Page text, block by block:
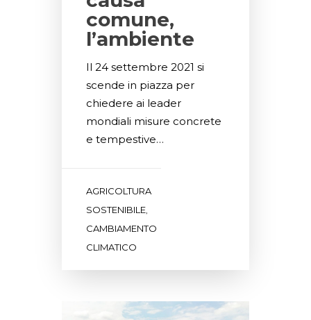
comune,
l’ambiente
Il 24 settembre 2021 si
scende in piazza per
chiedere ai leader
mondiali misure concrete
e tempestive…
AGRICOLTURA
SOSTENIBILE,
CAMBIAMENTO
CLIMATICO